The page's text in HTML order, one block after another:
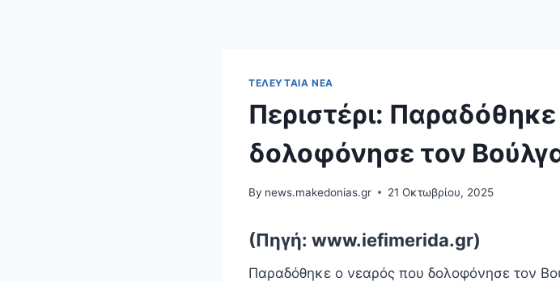
ΤΕΛΕΥΤΑΊΑ ΝΈΑ
Περιστέρι:
δολοφόνησε τον
By news.makedonias.gr 21 Οκτωβρίου, 2025
(Πηγή: www.iefimerida.gr)
Παραδόθηκε ο νεαρός που δολοφόνησε τον